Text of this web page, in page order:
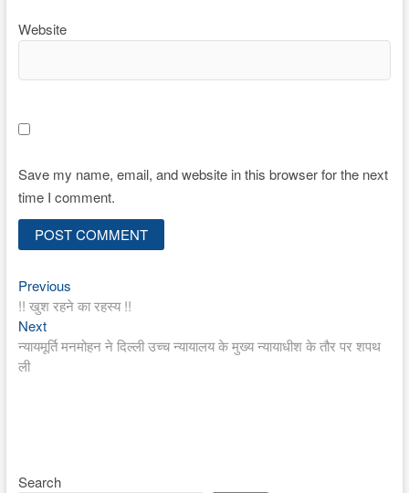
Website
Save my name, email, and website in this browser for the next
time I comment.
Post
navigation
PreviousPrevious
post:
!! खुश रहने का रहस्य !!
NextNext
post:
न्यायमूर्ति मनमोहन ने दिल्ली उच्च न्यायालय के मुख्य न्यायाधीश के तौर पर शपथ
ली
Search